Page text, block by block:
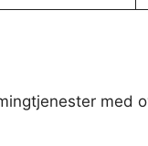
med